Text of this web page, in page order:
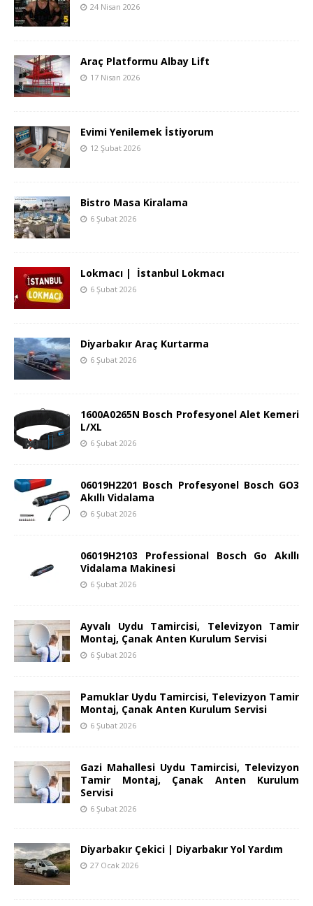
24 Nisan 2026
Araç Platformu Albay Lift
17 Nisan 2026
Evimi Yenilemek İstiyorum
12 Şubat 2026
Bistro Masa Kiralama
6 Şubat 2026
Lokmacı | İstanbul Lokmacı
6 Şubat 2026
Diyarbakır Araç Kurtarma
6 Şubat 2026
1600A0265N Bosch Profesyonel Alet Kemeri
L/XL
6 Şubat 2026
06019H2201 Bosch Profesyonel Bosch GO3
Akıllı Vidalama
6 Şubat 2026
06019H2103 Professional Bosch Go Akıllı
Vidalama Makinesi
6 Şubat 2026
Ayvalı Uydu Tamircisi, Televizyon Tamir
Montaj, Çanak Anten Kurulum Servisi
6 Şubat 2026
Pamuklar Uydu Tamircisi, Televizyon Tamir
Montaj, Çanak Anten Kurulum Servisi
6 Şubat 2026
Gazi Mahallesi Uydu Tamircisi, Televizyon
Tamir Montaj, Çanak Anten Kurulum
Servisi
6 Şubat 2026
Diyarbakır Çekici | Diyarbakır Yol Yardım
27 Ocak 2026